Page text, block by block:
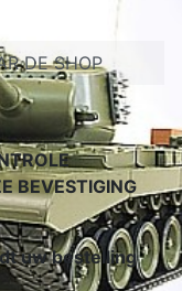
DE SHOP
BEVESTIGING
uw bestelling